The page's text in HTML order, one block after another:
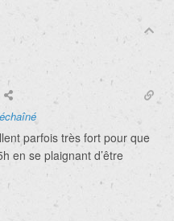
parfois très fort pour que
en se plaignant d’être